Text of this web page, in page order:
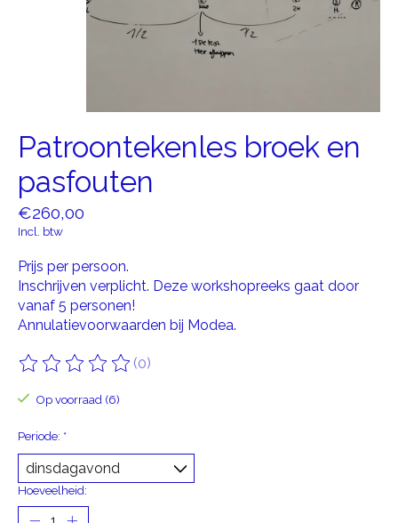
Patroontekenles broek en
pasfouten
€260,00
Incl. btw
Prijs per persoon.
Inschrijven verplicht. Deze workshopreeks gaat door
vanaf 5 personen!
Annulatievoorwaarden bij Modea.
De beoordeling van dit product is
(0)
Op voorraad (6)
Periode: *
Hoeveelheid: